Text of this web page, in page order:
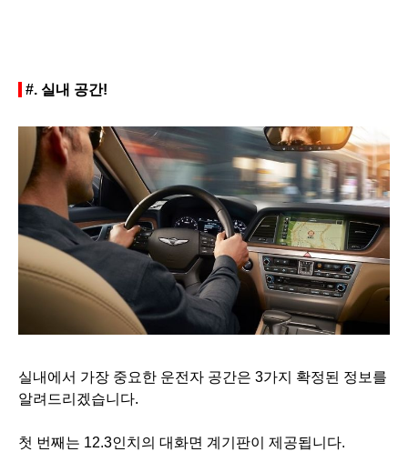
#. 실내 공간!
실내에서 가장 중요한 운전자 공간은 3가지 확정된 정보를
알려드리겠습니다.
첫 번째는 12.3인치의 대화면 계기판이 제공됩니다.